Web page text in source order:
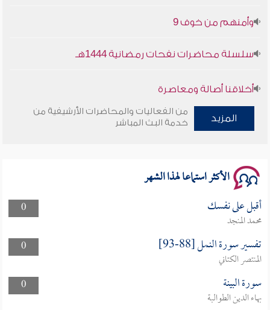
وأمنهم من خوف 9
سلسلة محاضرات نفحات رمضانية 1444هـ
أخلاقنا أصالة ومعاصرة
وأمنهم من خوف 9
المزيد
من الفعاليات والمحاضرات الأرشيفية من
خدمة البث المباشر
الأكثر استماعا لهذا الشهر
0 أقبل على نفسك
محمد المنجد
0
تفسير سورة النمل [88-93]
المنتصر الكتاني
0
سورة البينة
بهاء الدين الطوالبة